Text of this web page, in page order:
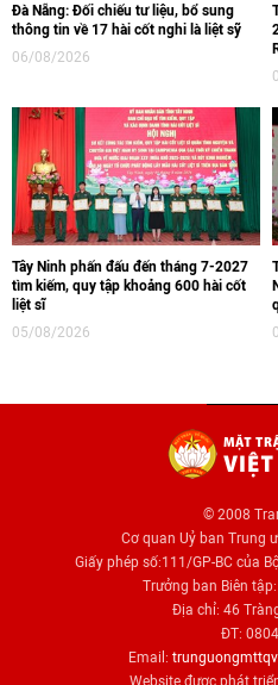
Đà Nẵng: Đối chiếu tư liệu, bổ sung
thông tin về 17 hài cốt nghi là liệt sỹ
06/08/2026
Tây Ninh phấn đấu đến tháng 7-2027
tìm kiếm, quy tập khoảng 600 hài cốt
liệt sĩ
05/08/2026
© 2008
Cơ quan Uỷ ban Trung
Giấy phép số:111/GP-BC của
Trưởng ban Biên tập:
Địa chỉ: 46
ĐT:
Email:
Website được phát